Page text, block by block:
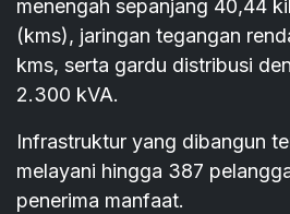
menengah sepanjang 40,44
(kms), jaringan tegangan
kms, serta gardu distribusi
2.300 kVA.
Infrastruktur yang dibangun
melayani hingga 387
penerima manfaat.